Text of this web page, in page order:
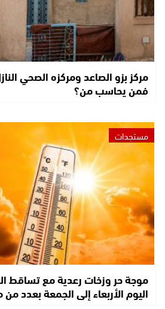
مركز بزو الصاعد ومركزه الصحي
فمن يحاسب من؟
مستجدات
موجة حر وزخات رعدية مع تساقط
اليوم الأربعاء إلى الجمعة بعدد